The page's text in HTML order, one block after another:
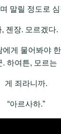
말릴 정도로
, 젠장. 모르겠다.
에게 물어봐야
. 하여튼, 모르는
게 죄라니까.
“아르사하.”